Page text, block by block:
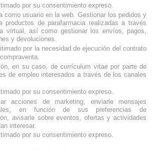
por su consentimiento expreso.
como usuario en la web. Gestionar los pedidos y
productos de parafarmacia realizadas a través
virtual, así como gestionar los envíos, pagos,
y devoluciones.
por la necesidad de ejecución del contrato
en su caso, de currículum vitae por parte de
de empleo interesados a través de los canales
por su consentimiento expreso.
acciones de marketing, enviarle mensajes
en función de sus preferencias de
avisarle sobre eventos, ofertas y actividades
interesar.
por su consentimiento expreso.